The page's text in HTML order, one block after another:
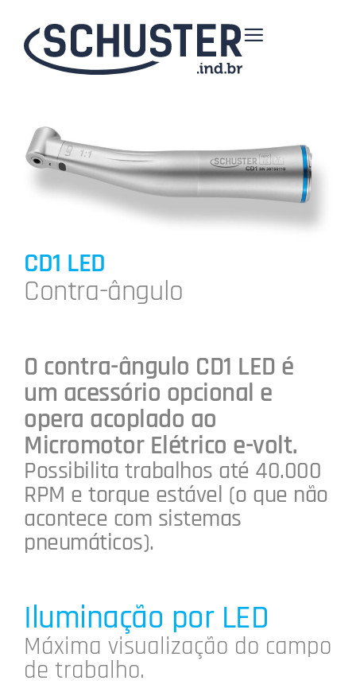
CD1 LED
Contra-ângulo
O contra-ângulo CD1 LED é
um acessório opcional e
opera acoplado ao
Micromotor Elétrico e-volt.
Possibilita trabalhos até 40.000
RPM e torque estável (o que não
acontece com sistemas
pneumáticos).
Iluminação por LED
Máxima visualização do campo
de trabalho.